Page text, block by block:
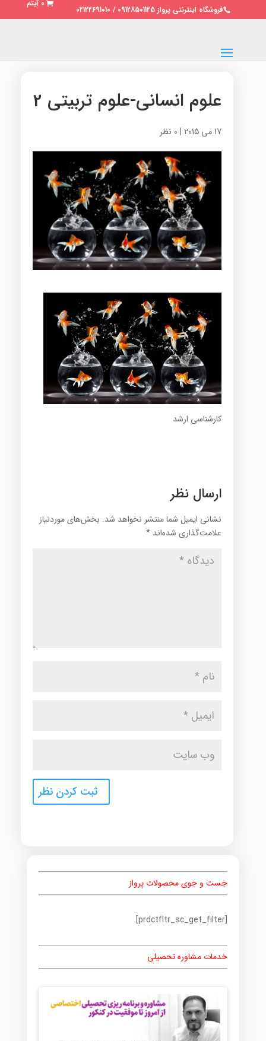
فروشگاه اینترنتی پرواز 09128501125 / 02122691010
0 آیتم
علوم انسانی-علوم تربیتی 2
17 می 2015 | 0 نظر
کارشناسی ارشد
ارسال نظر
نشانی ایمیل شما منتشر نخواهد شد. بخش‌های موردنیاز
علامت‌گذاری شده‌اند *
جست و جوی محصولات پرواز
[prdctfltr_sc_get_filter]
خدمات مشاوره تحصیلی